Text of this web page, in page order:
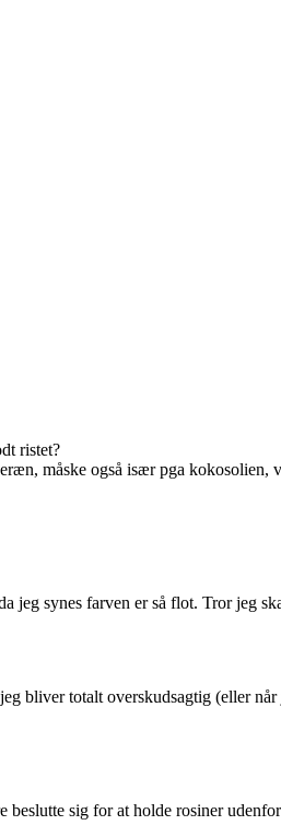
ristet?
måske også især pga
jeg synes farven er så flot. Tror jeg
bliver totalt overskudsagtig (eller
sig for at holde rosiner